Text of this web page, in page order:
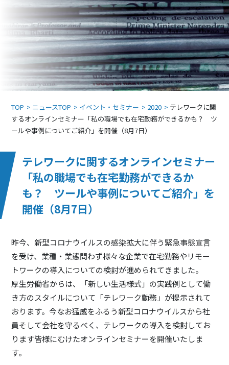
TOP ニュースTOP イベント・セミナー 2020
テレワークに関
するオンラインセミナー「私の職場でも在宅勤務ができるかも？ ツ
ールや事例についてご紹介」を開催（8月7日）
テレワークに関するオンラインセミナー
「私の職場でも在宅勤務ができるか
も？ ツールや事例についてご紹介」を
開催（8月7日）
昨今、新型コロナウイルスの感染拡大に伴う緊急事態宣言
を受け、業種・業態問わず様々な企業で在宅勤務やリモー
トワークの導入についての検討が進められてきました。
厚生労働省からは、「新しい生活様式」の実践例として働
き方のスタイルについて「テレワーク勤務」が提示されて
おります。今なお猛威をふるう新型コロナウイルスから社
員そして会社を守るべく、テレワークの導入を検討してお
ります皆様にむけたオンラインセミナーを開催いたしま
す。